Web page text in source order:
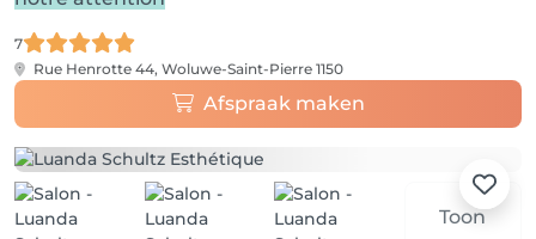
7
Rue Henrotte 44, Woluwe-Saint-Pierre 1150
Afspraak maken
Toon